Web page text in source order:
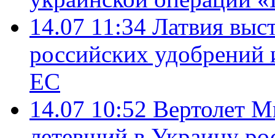
14.07 11:34 Латвия
российских
ЕС
14.07 10:52 Вертолет